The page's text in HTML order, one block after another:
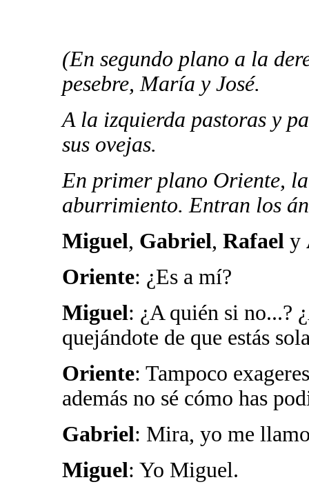
(En segundo plano a la
pesebre, María y José.
A la izquierda pastoras y
sus ovejas.
En primer plano Oriente,
aburrimiento. Entran los
Miguel, Gabriel, Rafael y
Oriente: ¿Es a mí?
Miguel: ¿A quién si no...?
quejándote de que estás
Oriente: Tampoco
además no sé cómo has
Gabriel: Mira, yo me
Miguel: Yo Miguel.